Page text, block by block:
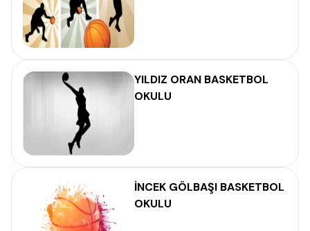
YILDIZ ORAN BASKETBOL
OKULU
İNCEK GÖLBAŞI BASKETBOL
OKULU